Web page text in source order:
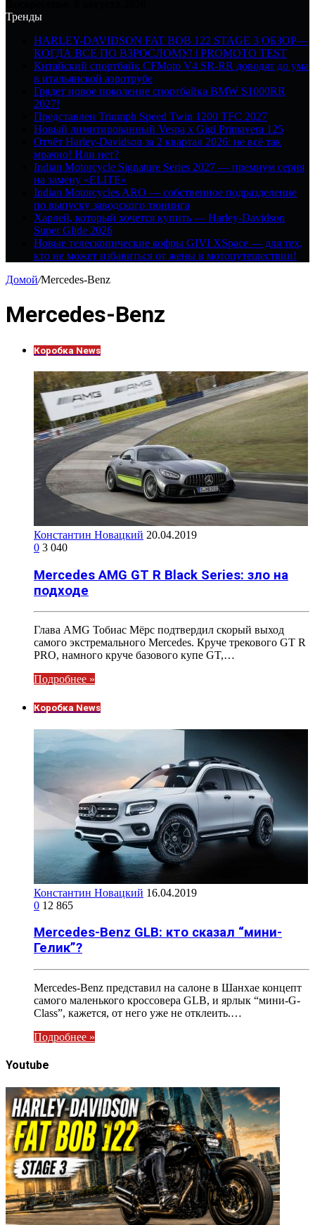
Тренды
HARLEY-DAVIDSON FAT BOB 122 STAGE 3 ОБЗОР—
КОГДА ВСЕ ПО ВЗРОСЛОМУ! | PROMOTO TEST
Китайский спортбайк CFMoto V4 SR-RR доводят до ума
в итальянской аэротрубе
Грядет новое поколение спортбайка BMW S1000RR
2027!
Представлен Triumph Speed Twin 1200 TFC 2027
Новый лимитированный Vespa x Gigi Primavera 125
Отчёт Harley-Davidson за 2 квартал 2026: не всё так
мрачно! Или нет?
Indian Motorcycle Signature Series 2027 — премиум серия
на замену «ELITE»
Indian Motorcycles ARO — собственное подразделение
по выпуску заводского тюнинга
Харлей, который хочется купить — Harley-Davidson
Super Glide 2026
Новые телескопические кофры GIVI XSpace — для тех,
кто не может избавиться от жены в мотопутешествии!
Домой/Mercedes-Benz
Mercedes-Benz
Коробка News
Константин Новацкий 20.04.2019
0 3 040
Mercedes AMG GT R Black Series: зло на
подходе
Глава AMG Тобиас Мёрс подтвердил скорый выход
самого экстремального Mercedes. Круче трекового GT R
PRO, намного круче базового купе GT,…
Подробнее »
Коробка News
Константин Новацкий 16.04.2019
0 12 865
Mercedes-Benz GLB: кто сказал “мини-
Гелик”?
Mercedes-Benz представил на салоне в Шанхае концепт
самого маленького кроссовера GLB, и ярлык “мини-G-
Class”, кажется, от него уже не отклеить.…
Подробнее »
Youtube